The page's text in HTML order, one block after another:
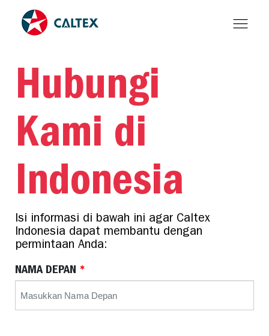
Hubungi
Kami di
Indonesia
Isi informasi di bawah ini agar Caltex
Indonesia dapat membantu dengan
permintaan Anda:
NAMA DEPAN *